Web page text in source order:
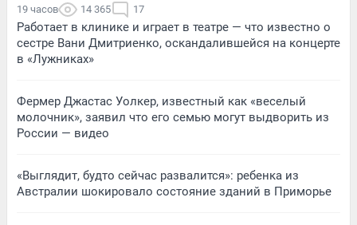
19 часов 14 365 17
Работает в клинике и играет в театре — что известно о
сестре Вани Дмитриенко, оскандалившейся на концерте
в «Лужниках»
Фермер Джастас Уолкер, известный как «веселый
молочник», заявил что его семью могут выдворить из
России — видео
«Выглядит, будто сейчас развалится»: ребенка из
Австралии шокировало состояние зданий в Приморье